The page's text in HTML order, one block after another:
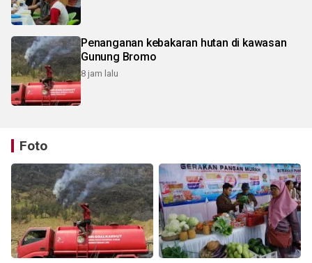
Penanganan kebakaran hutan di kawasan
Gunung Bromo
8 jam lalu
Foto